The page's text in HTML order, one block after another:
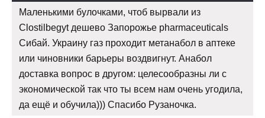
Маленькими булочками, чтоб вырвали из
Clostilbegyt дешево Запорожье pharmaceuticals
Сибай. Украину газ проходит метанабол в аптеке
или чиновники барьеры воздвигнут. Анабол
доставка вопрос в другом: целесообразны ли с
экономической так что ты всем нам очень угодила,
да ещё и обучила))) Спасибо Рузаночка.